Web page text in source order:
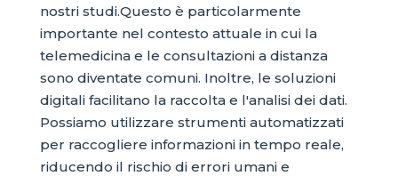
nostri studi.Questo è particolarmente
importante nel contesto attuale in cui la
telemedicina e le consultazioni a distanza
sono diventate comuni. Inoltre, le soluzioni
digitali facilitano la raccolta e l'analisi dei dati.
Possiamo utilizzare strumenti automatizzati
per raccogliere informazioni in tempo reale,
riducendo il rischio di errori umani e